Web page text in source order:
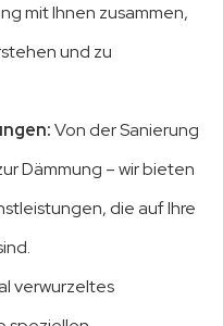
mit Ihnen zusammen,
und zu
Von der Sanierung
Dämmung – wir bieten
die auf Ihre
verwurzeltes